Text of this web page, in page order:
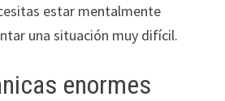
estar mentalmente
una situación muy difícil.
enormes